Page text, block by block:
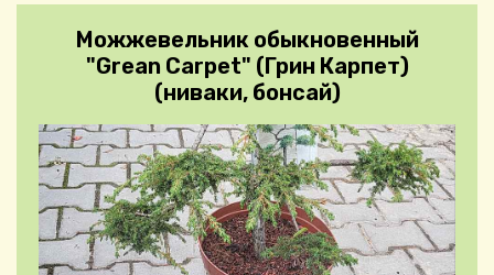
Можжевельник обыкновенный
"Grean Carpet" (Грин Карпет)
(ниваки, бонсай)